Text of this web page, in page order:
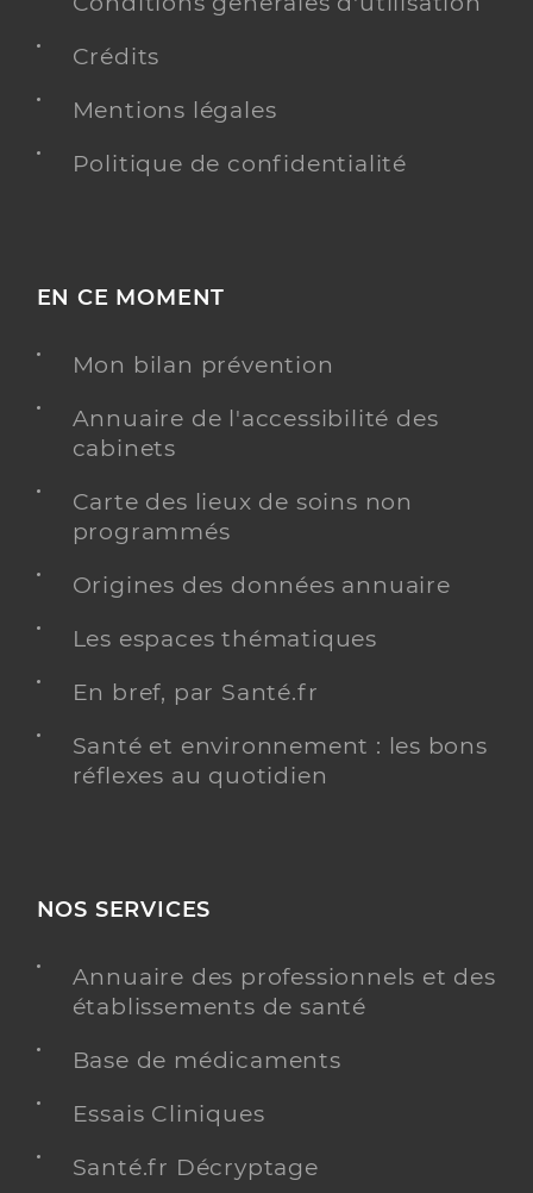
Crédits
Mentions légales
Politique de confidentialité
EN CE MOMENT
Mon bilan prévention
Annuaire de l'accessibilité des
cabinets
Carte des lieux de soins non
programmés
Origines des données annuaire
Les espaces thématiques
En bref, par Santé.fr
Santé et environnement : les bons
réflexes au quotidien
NOS SERVICES
Annuaire des professionnels et des
établissements de santé
Base de médicaments
Essais Cliniques
Santé.fr Décryptage